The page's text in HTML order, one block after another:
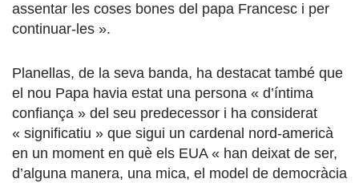
assentar les coses bones del papa Francesc i per
continuar-les ».
Planellas, de la seva banda, ha destacat també que
el nou Papa havia estat una persona « d’íntima
confiança » del seu predecessor i ha considerat
« significatiu » que sigui un cardenal nord-americà
en un moment en què els EUA « han deixat de ser,
d’alguna manera, una mica, el model de democràcia